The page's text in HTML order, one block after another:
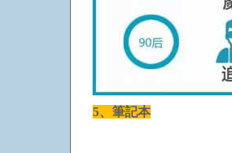
5、筆記本